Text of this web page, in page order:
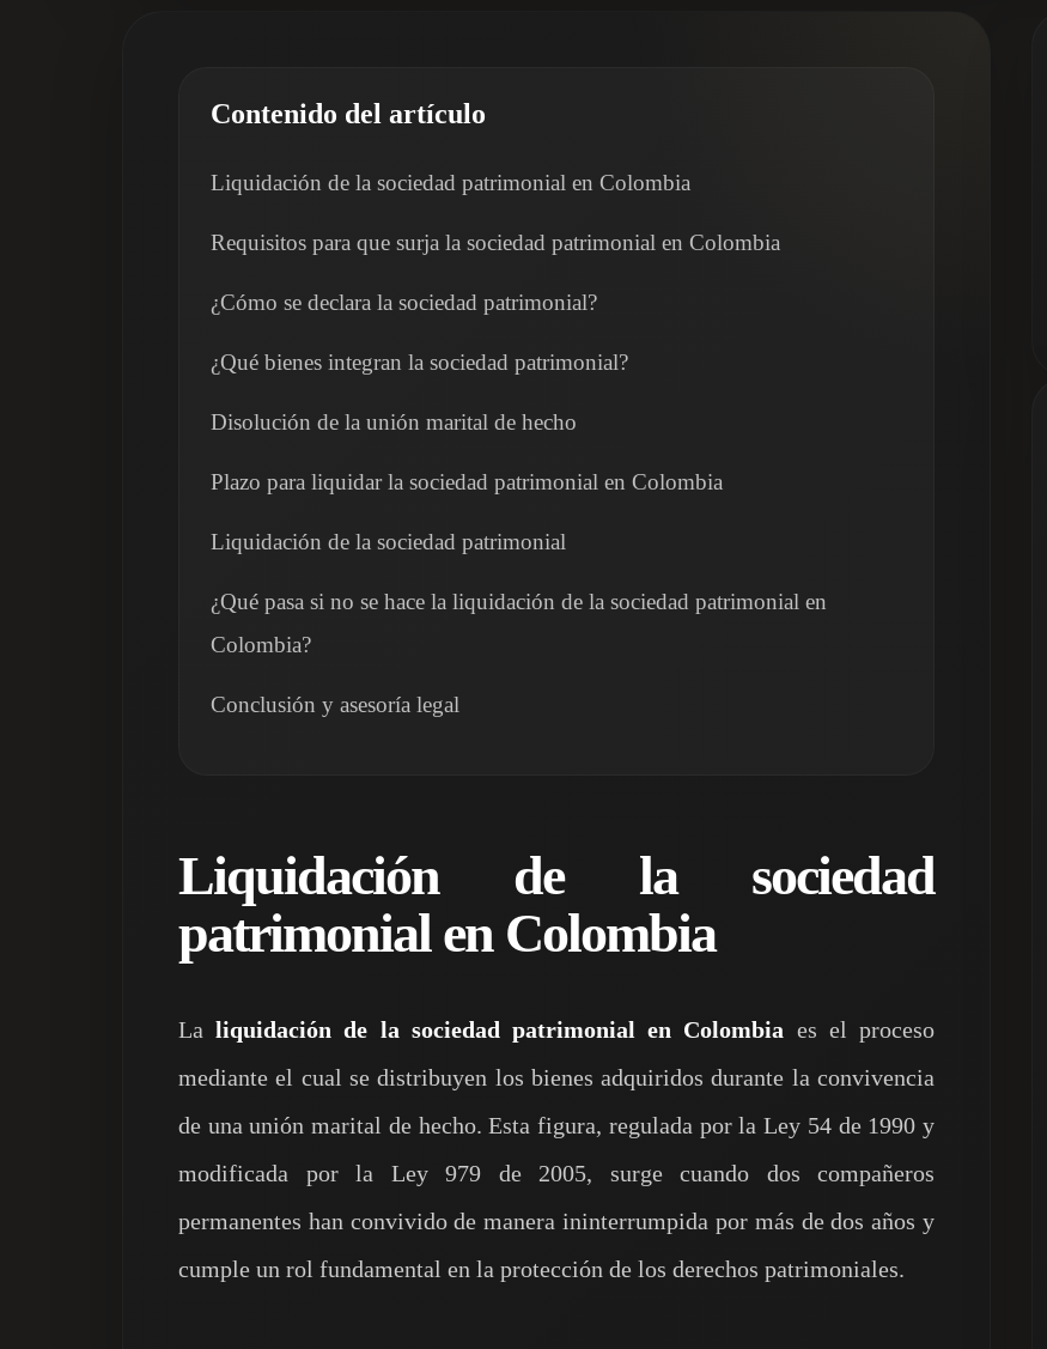
Contenido del artículo
Liquidación de la sociedad patrimonial en Colombia
Requisitos para que surja la sociedad patrimonial en Colombia
¿Cómo se declara la sociedad patrimonial?
¿Qué bienes integran la sociedad patrimonial?
Disolución de la unión marital de hecho
Plazo para liquidar la sociedad patrimonial en Colombia
Liquidación de la sociedad patrimonial
¿Qué pasa si no se hace la liquidación de la sociedad patrimonial en
Colombia?
Conclusión y asesoría legal
Liquidación de la sociedad
patrimonial en Colombia
Laliquidación de la sociedad patrimonial en Colombia es el proceso
mediante el cual se distribuyen los bienes adquiridos durante la convivencia
de una unión marital de hecho. Esta figura, regulada por la Ley 54 de 1990 y
modificada por la Ley 979 de 2005, surge cuando dos compañeros
permanentes han convivido de manera ininterrumpida por más de dos años y
cumple un rol fundamental en la protección de los derechos patrimoniales.